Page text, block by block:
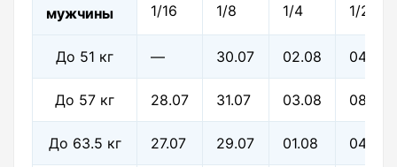
мужчины
1/16 1/8 1/4 1/2
До 51 кг — 30.07 02.08 04.08
До 57 кг 28.07 31.07 03.08 08.08
До 63.5 кг 27.07 29.07 01.08 04.08